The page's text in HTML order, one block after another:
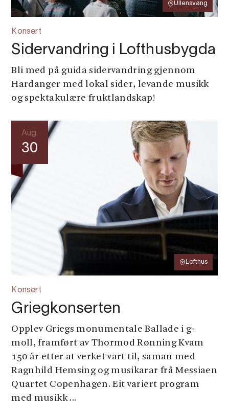
Ullensvang
Konsert
Sidervandring i Lofthusbygda
Bli med på guida sidervandring gjennom
Hardanger med lokal sider, levande musikk
og spektakulære fruktlandskap!
Aug.
30
Lofthus
Konsert
Griegkonserten
Opplev Griegs monumentale Ballade i g-
moll, framført av Thormod Rønning Kvam
150 år etter at verket vart til, saman med
Ragnhild Hemsing og musikarar frå Messiaen
Quartet Copenhagen. Eit variert program
med musikk ...